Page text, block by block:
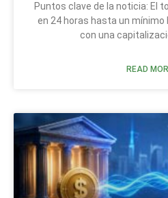
Puntos clave de la noticia: El
en 24 horas hasta un mínimo
con una
READ